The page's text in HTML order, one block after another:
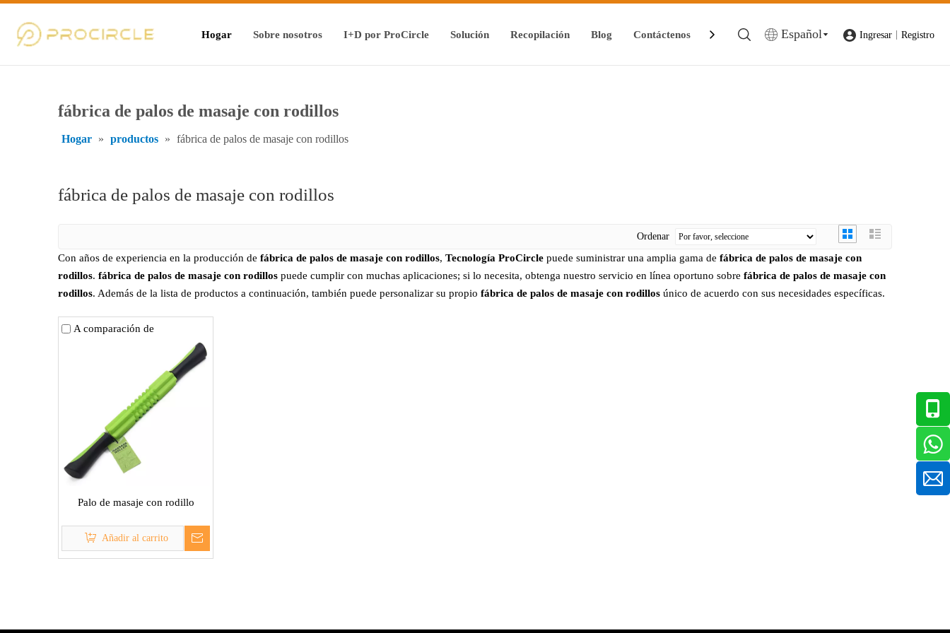
Hogar Sobre nosotros I+D por ProCircle Solución Recopilación Blog Contáctenos Español Ingresar Registro
fábrica de palos de masaje con rodillos
Hogar » productos » fábrica de palos de masaje con rodillos
fábrica de palos de masaje con rodillos
Ordenar
Con años de experiencia en la producción de fábrica de palos de masaje con rodillos, Tecnología ProCircle puede suministrar una amplia gama de fábrica de palos de masaje con
rodillos. fábrica de palos de masaje con rodillos puede cumplir con muchas aplicaciones; si lo necesita, obtenga nuestro servicio en línea oportuno sobre fábrica de palos de masaje con
rodillos. Además de la lista de productos a continuación, también puede personalizar su propio fábrica de palos de masaje con rodillos único de acuerdo con sus necesidades específicas.
A comparación de
Palo de masaje con rodillo
Añadir al carrito